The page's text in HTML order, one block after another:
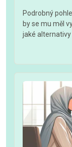
Podrobný
by se mu měl
jaké